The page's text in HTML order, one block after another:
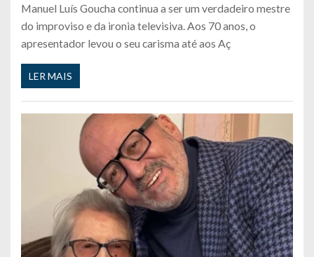
Manuel Luís Goucha continua a ser um verdadeiro mestre
do improviso e da ironia televisiva. Aos 70 anos, o
apresentador levou o seu carisma até aos Aç
LER MAIS